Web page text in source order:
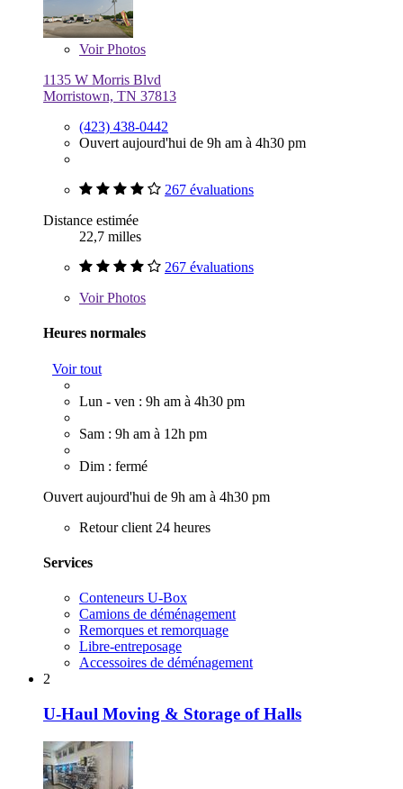
VoirPhotos
1135 W Morris Blvd
Morristown, TN 37813
(423) 438-0442
Ouvert aujourd'hui de 9h am à 4h30 pm
267 évaluations
Distance estimée
22,7 milles
267 évaluations
VoirPhotos
Heures normales
Voir tout
Lun - ven : 9h am à 4h30 pm
Sam : 9h am à 12h pm
Dim : fermé
Ouvert aujourd'hui de 9h am à 4h30 pm
Retour client 24 heures
Services
Conteneurs U-Box
Camions de déménagement
Remorques et remorquage
Libre-entreposage
Accessoires de déménagement
2
U-Haul Moving & Storage of Halls